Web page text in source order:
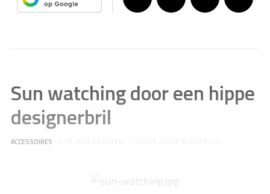
Sun watching door een hippe
designerbril
ACCESSOIRES